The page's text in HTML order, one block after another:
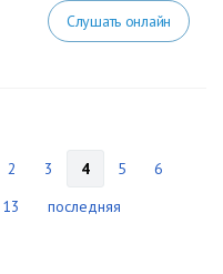
Слушать онлайн
2 3 4 5
6
13
последняя